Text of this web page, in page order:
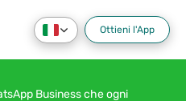
Ottieni l'App
Business che ogni